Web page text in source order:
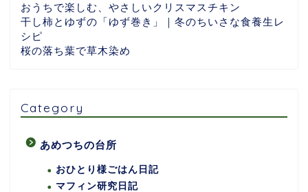
おうちで楽しむ、やさしいクリスマスチキン
干し柿とゆずの「ゆず巻き」｜冬のちいさな食養生レ
シピ
桜の落ち葉で草木染め
Category
あめつちの台所
おひとり様ごはん日記
マフィン研究日記